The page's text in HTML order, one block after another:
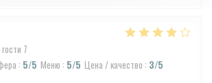
7
: 5/5 Меню : 5/5 Цена / качество : 3/5